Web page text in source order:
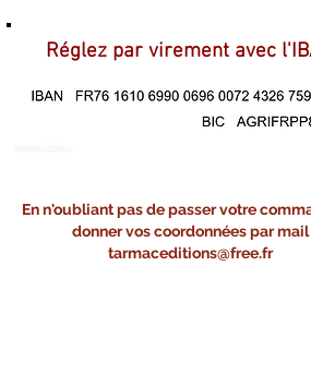
Réglez par virement avec
En n'oubliant pas de passer votre
donner vos coordonnées par mail
tarmaceditions@free.fr